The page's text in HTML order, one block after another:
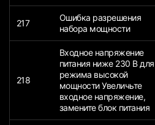
217
Ошибка разрешения
набора мощности
218
Входное напряжение
питания ниже 230 В для
режима высокой
мощности Увеличьте
входное напряжение,
замените блок питания